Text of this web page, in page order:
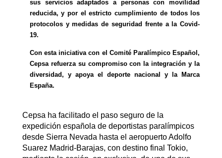
sus servicios adaptados a personas con movilidad
reducida, y por el estricto cumplimiento de todos los
protocolos y medidas de seguridad frente a la Covid-
19.
Con esta iniciativa con el Comité Paralímpico Español,
Cepsa refuerza su compromiso con la integración y la
diversidad, y apoya el deporte nacional y la Marca
España.
Cepsa ha facilitado el paso seguro de la
expedición española de deportistas paralímpicos
desde Sierra Nevada hasta el aeropuerto Adolfo
Suarez Madrid-Barajas, con destino final Tokio,